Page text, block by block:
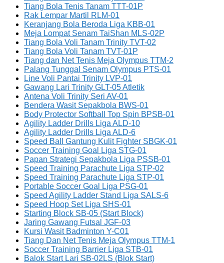
Tiang Bola Tenis Tanam TTT-01P
Rak Lempar Martil RLM-01
Keranjang Bola Beroda Liga KBB-01
Meja Lompat Senam TaiShan MLS-02P
Tiang Bola Voli Tanam Trinity TVT-02
Tiang Bola Voli Tanam TVT-01P
Tiang dan Net Tenis Meja Olympus TTM-2
Palang Tunggal Senam Olympus PTS-01
Line Voli Pantai Trinity LVP-01
Gawang Lari Trinity GLT-05 Atletik
Antena Voli Trinity Seri AV-01
Bendera Wasit Sepakbola BWS-01
Body Protector Softball Top Spin BPSB-01
Agility Ladder Drills Liga ALD-10
Agility Ladder Drills Liga ALD-6
Speed Ball Gantung Kulit Fighter SBGK-01
Soccer Training Goal Liga STG-01
Papan Strategi Sepakbola Liga PSSB-01
Speed Training Parachute Liga STP-02
Speed Training Parachute Liga STP-01
Portable Soccer Goal Liga PSG-01
Speed Agility Ladder Stand Liga SALS-6
Speed Hoop Set Liga SHS-01
Starting Block SB-05 (Start Block)
Jaring Gawang Futsal JGF-03
Kursi Wasit Badminton Y-C01
Tiang Dan Net Tenis Meja Olympus TTM-1
Soccer Training Barrier Liga STB-01
Balok Start Lari SB-02LS (Blok Start)